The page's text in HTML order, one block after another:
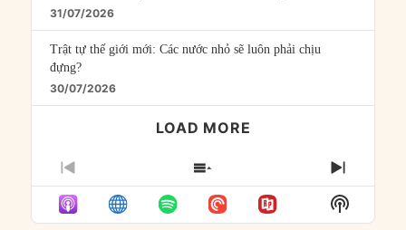
31/07/2026
Trật tự thế giới mới: Các nước nhỏ sẽ luôn phải chịu
đựng?
30/07/2026
LOAD MORE
PREVIOUS
EPISODE
SHOW
EPISODES
LIST
NEXT
Show
Podcast